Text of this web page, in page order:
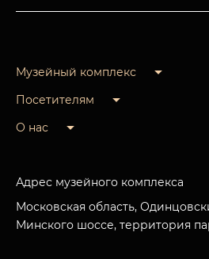
Музейный комплекс
Посетителям
О нас
Адрес музейного комплекса
Московская область,
Минского шоссе, территория